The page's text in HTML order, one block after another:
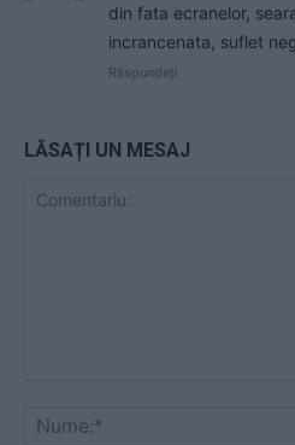
din fata ecranelor,
incrancenata, suflet
Răspundeți
LĂSAȚI UN MESAJ